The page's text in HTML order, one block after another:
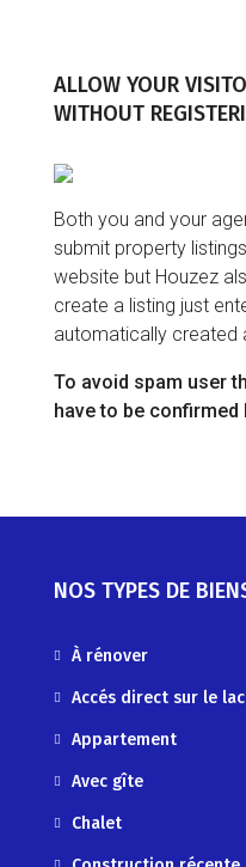
ALLOW YOUR
WITHOUT
Both you and your
submit property
website but Houzez
create a listing just
automatically created
To avoid spam user
have to be confirmed
NOS TYPES DE
À rénover
Accés direct sur le lac
Appartement
Avec gîte
Chalet